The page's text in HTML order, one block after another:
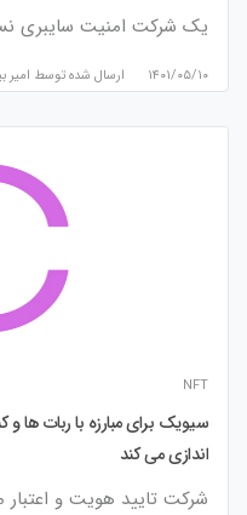
یک شرکت امنیت سایبری
۱۴۰۱/۰۵/۱۰ ارسال شده توسط امیر
NFT
اندازی می کند
شرکت تایید هویت و اعتبار